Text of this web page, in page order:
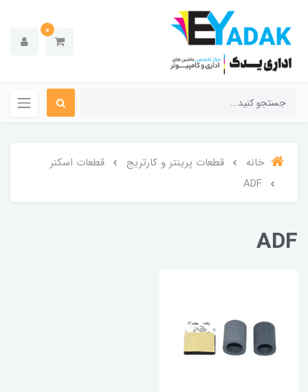
0
خانه قطعات پرینتر و کارتریج
قطعات اسکنر
ADF
ADF